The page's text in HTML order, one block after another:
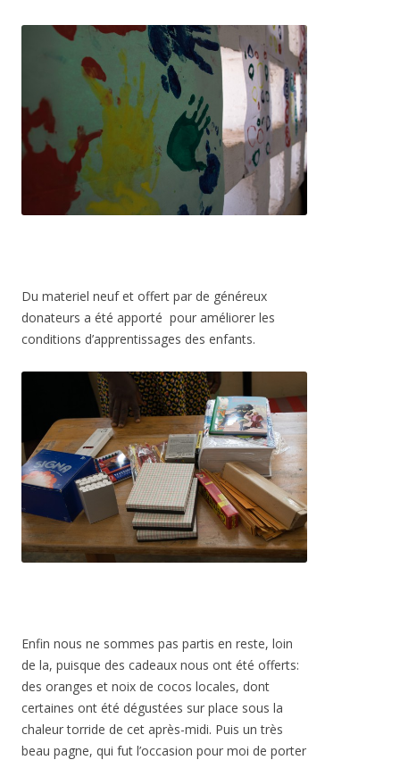
Du materiel neuf et offert par de généreux
donateurs a été apporté pour améliorer les
conditions d’apprentissages des enfants.
Enfin nous ne sommes pas partis en reste, loin
de la, puisque des cadeaux nous ont été offerts:
des oranges et noix de cocos locales, dont
certaines ont été dégustées sur place sous la
chaleur torride de cet après-midi. Puis un très
beau pagne, qui fut l’occasion pour moi de porter